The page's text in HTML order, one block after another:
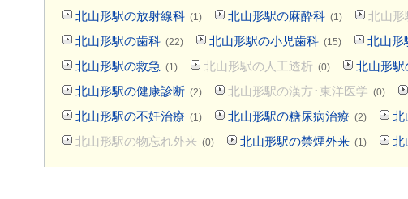
北山形駅の放射線科 (1) 北山形駅の麻酔科 (1) 北山形
北山形駅の歯科 (22) 北山形駅の小児歯科 (15) 北山形
北山形駅の救急 (1) 北山形駅の人工透析 (0) 北山形駅
北山形駅の健康診断 (2) 北山形駅の漢方･東洋医学 (0)
北山形駅の不妊治療 (1) 北山形駅の糖尿病治療 (2) 北
北山形駅の物忘れ外来 (0) 北山形駅の禁煙外来 (1) 北